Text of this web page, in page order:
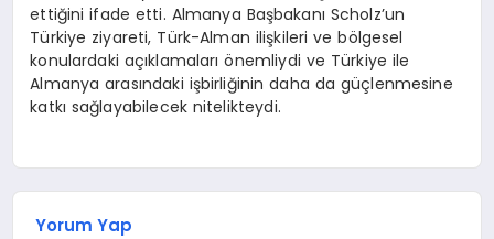
ettiğini ifade etti. Almanya Başbakanı Scholz’un
Türkiye ziyareti, Türk-Alman ilişkileri ve bölgesel
konulardaki açıklamaları önemliydi ve Türkiye ile
Almanya arasındaki işbirliğinin daha da güçlenmesine
katkı sağlayabilecek nitelikteydi.
Yorum Yap